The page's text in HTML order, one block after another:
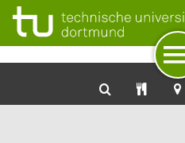
Zum Navigationspfad
Zur Navigation
Zum Schnellzugriff
Zum Fuß der Seite mit weiteren
Zum Inhalt
Zur Startseite